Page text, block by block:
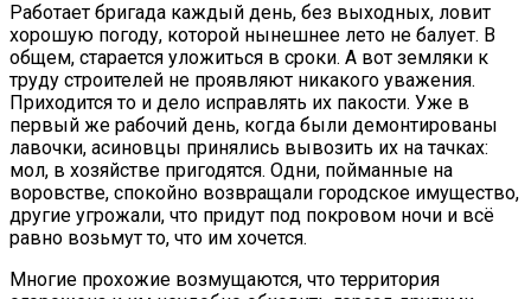
Работает бригада каждый день, без выходных, ловит
хорошую погоду, которой нынешнее лето не балует. В
общем, старается уложиться в сроки. А вот земляки к
труду строителей не проявляют никакого уважения.
Приходится то и дело исправлять их пакости. Уже в
первый же рабочий день, когда были демонтированы
лавочки, асиновцы принялись вывозить их на тачках:
мол, в хозяйстве пригодятся. Одни, пойманные на
воровстве, спокойно возвращали городское имущество,
другие угрожали, что придут под покровом ночи и всё
равно возьмут то, что им хочется.
Многие прохожие возмущаются, что территория